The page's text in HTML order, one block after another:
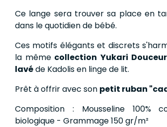
Ce lange sera trouver sa place en
dans le quotidien de bébé.
Ces motifs élégants et discrets
la même collection Yukari Douceur
lavéde Kadolis en linge de lit.
Prêt à offrir avec son petit ruban
Composition : Mousseline 100%
biologique - Grammage 150 gr/m²